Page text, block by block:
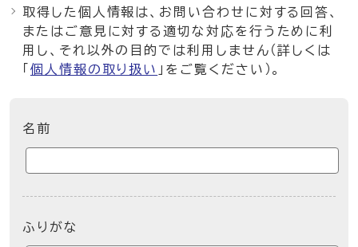
取得した個人情報は、お問い合わせに対する回答、
またはご意見に対する適切な対応を行うために利
用し、それ以外の目的では利用しません（詳しくは
個人情報の取り扱い 」をご覧ください）。
名前
ふりがな